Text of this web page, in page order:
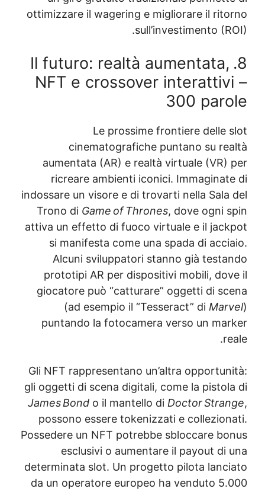
ottimizzare il wagering e migliorare il
sull’investimento
8. Il futuro: realtà
NFT e crossover
300
Le prossime frontiere
cinematografiche puntano su
aumentata (AR) e realtà virtuale
ricreare ambienti iconici.
indossare un visore e di trovarti nella
Trono diGame of Thrones, dove ogni
attiva un effetto di fuoco virtuale e il
si manifesta come una spada di
Alcuni sviluppatori stanno già
prototipi AR per dispositivi mobili,
giocatore può “catturare” oggetti di
(ad esempio il “Tesseract” di
puntando la fotocamera verso un
Gli NFT rappresentano un’altra
gli oggetti di scena digitali, come la
James Bondo il mantello diDoctor
possono essere tokenizzati e
Possedere un NFT potrebbe sbloccare
esclusivi o aumentare il payout
determinata slot. Un progetto pilota
da un operatore europeo ha venduto